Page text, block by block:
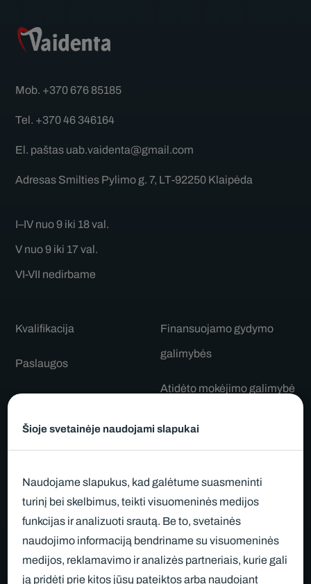
Mob. +370 676 85185
Tel. +370 46 346164
El. paštas uab.vaidenta@gmail.com
Adresas Smilties Pylimo g. 7, LT-92250 Klaipėda
I–IV nuo 9 iki 18 val.
V nuo 9 iki 17 val.
VI-VII nedirbame
Kvalifikacija
Paslaugos
Komanda
Kainos
Apie mus
Straipsniai
Finansuojamo gydymo
galimybės
Atidėto mokėjimo galimybė
Informacija po procedūrų
D.U.K.
Kontaktai
Šioje svetainėje naudojami slapukai
Naudojame slapukus, kad galėtume suasmeninti
turinį bei skelbimus, teikti visuomeninės medijos
funkcijas ir analizuoti srautą. Be to, svetainės
naudojimo informaciją bendriname su visuomeninės
medijos, reklamavimo ir analizės partneriais, kurie gali
ją pridėti prie kitos jūsų pateiktos arba naudojant